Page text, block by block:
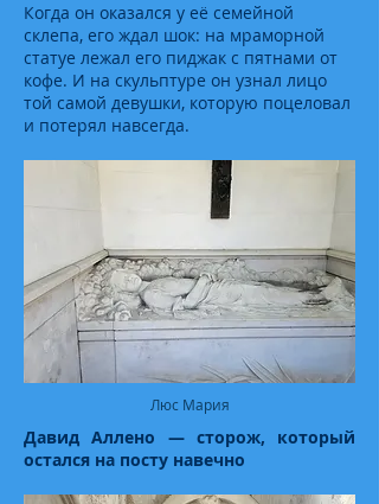
Когда он оказался у её семейной
склепа, его ждал шок: на мраморной
статуе лежал его пиджак с пятнами от
кофе. И на скульптуре он узнал лицо
той самой девушки, которую поцеловал
и потерял навсегда.
Люс Мария
Давид Аллено — сторож, который
остался на посту навечно